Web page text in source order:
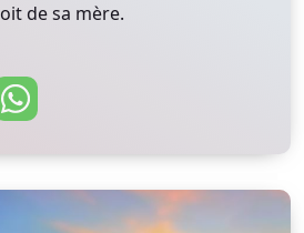
de sa mère.